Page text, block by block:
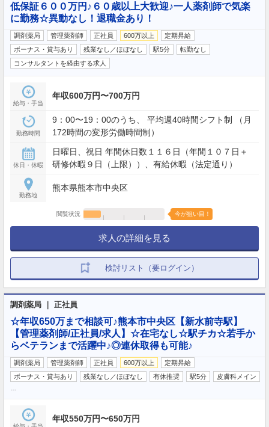
低保証６００万円♪６０歳以上大歓迎♪一人薬剤師で気楽
に勤務☆異動なし！退職金あり！
調剤薬局 管理薬剤師 正社員 600万以上
定期昇給
ボーナス・賞与あり
残業なし／ほぼなし 駅5分
転勤なし
コンサルタントを経由する求人
給与・手当
年収600万円〜700万円
勤務時間
9：00〜19：00のうち、 平均週40時間シフト制 （月
172時間の変形労働時間制）
休日・休暇
日曜日、祝日 年間休日数１１６日（年間１０７日＋
研修休暇９日（上限））、有給休暇（法定通り）
勤務地
熊本県熊本市中央区
閲覧状況 今が狙い目！
求人の詳細を見る
検討リスト（要ログイン）
調剤薬局 ｜ 正社員
☆年収650万まで相談可♪熊本市中央区【新水前寺駅】
【管理薬剤師/正社員/求人】☆在宅なし☆駅チカ☆若手か
らベテランまで活躍中♪◎連休取得も可能♪
調剤薬局 管理薬剤師 正社員 600万以上
定期昇給
ボーナス・賞与あり
残業なし／ほぼなし 有休推奨 駅5分 皮膚科メイン
年収550万円〜650万円